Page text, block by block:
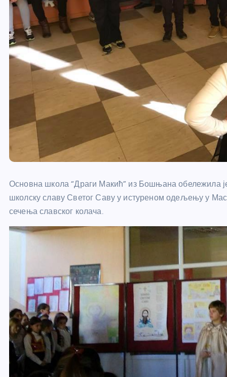
Основна школа “Драги Макић” из Бошњана обележила
школску славу Светог Саву у истуреном одељењу у
сечења славског колача.